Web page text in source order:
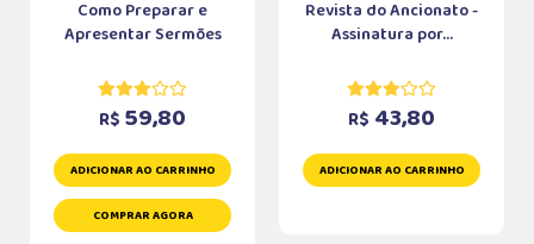
Como Preparar e
Apresentar Sermões
R$ 59,80
ADICIONAR AO CARRINHO
COMPRAR AGORA
Revista do Ancionato -
Assinatura por...
R$ 43,80
ADICIONAR AO CARRINHO